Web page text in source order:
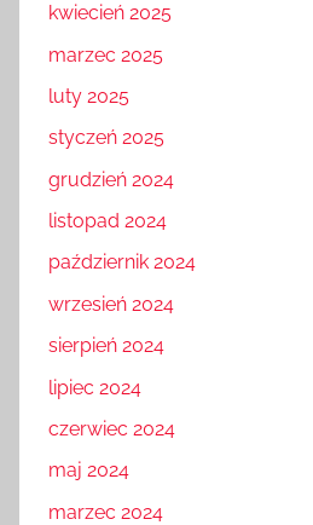
kwiecień 2025
marzec 2025
luty 2025
styczeń 2025
grudzień 2024
listopad 2024
październik 2024
wrzesień 2024
sierpień 2024
lipiec 2024
czerwiec 2024
maj 2024
marzec 2024